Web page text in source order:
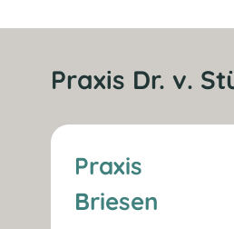
Praxis Dr. v.
Praxis
Briesen